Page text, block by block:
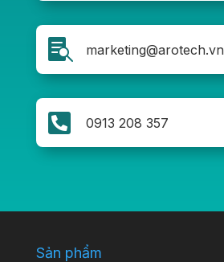
 marketing@arotech.vn
 0913 208 357
Sản phẩm